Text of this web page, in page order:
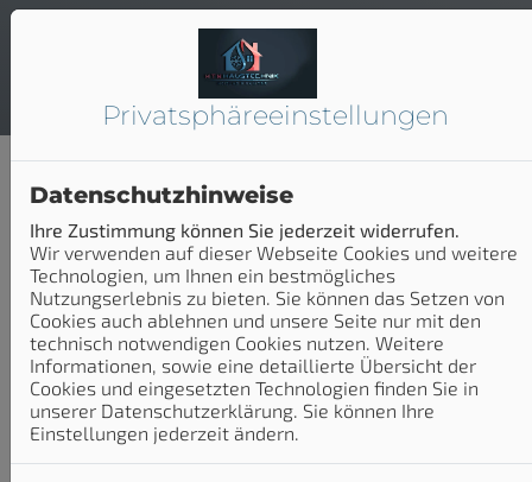
MTN-Haustechnik Inhaber Metin
Senoglu: Ihr Partner für die
Heizungsmodernisierung
Unsere Experten helfen Ihnen nicht nur bei der
Planung und Umsetzung, sondern beraten Sie auch
ausführlich und umfassend zu den
Fördermöglichkeiten bei einer
Heizungsmodernisierung. Denn in vielen Fällen können
Sie Fördermittel bei der BAFA oder der KfW
Privatsphäre­einstellungen
Datenschutzhinweise
Ihre Zustimmung können Sie jederzeit widerrufen.
Wir verwenden auf dieser Webseite Cookies und weitere
Technologien, um Ihnen ein bestmögliches
Nutzungserlebnis zu bieten. Sie können das Setzen von
Cookies auch ablehnen und unsere Seite nur mit den
technisch notwendigen Cookies nutzen. Weitere
Informationen, sowie eine detaillierte Übersicht der
Cookies und eingesetzten Technologien finden Sie in
unserer Datenschutzerklärung. Sie können Ihre
Einstellungen jederzeit ändern.